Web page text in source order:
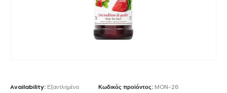
Availability: Εξαντλημένο Κωδικός προϊόντος: MON-26